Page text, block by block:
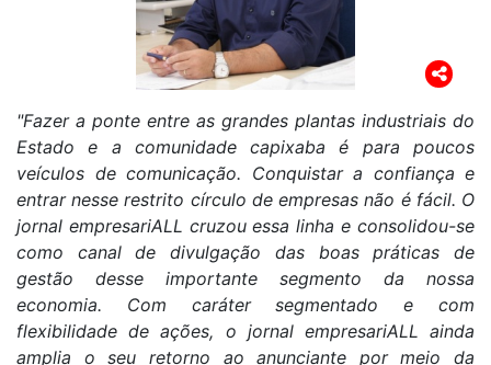
"Fazer a ponte entre as grandes plantas industriais do
Estado e a comunidade capixaba é para poucos
veículos de comunicação. Conquistar a confiança e
entrar nesse restrito círculo de empresas não é fácil. O
jornal empresariALL cruzou essa linha e consolidou-se
como canal de divulgação das boas práticas de
gestão desse importante segmento da nossa
economia. Com caráter segmentado e com
flexibilidade de ações, o jornal empresariALL ainda
amplia o seu retorno ao anunciante por meio da